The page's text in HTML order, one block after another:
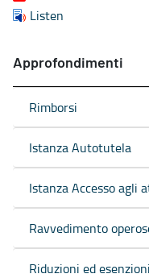
Listen
Approfondimenti
Rimborsi
Istanza Autotutela
Istanza Accesso agli
Ravvedimento
Riduzioni ed esenzioni